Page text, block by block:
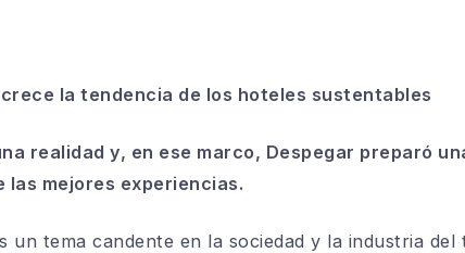
la tendencia de los hoteles sustentables
realidad y, en ese marco, Despegar preparó
mejores experiencias.
un tema candente en la sociedad y la industria